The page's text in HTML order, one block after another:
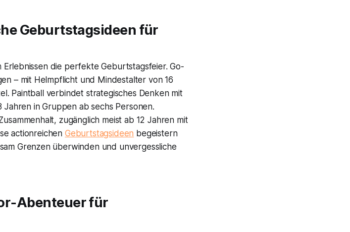
Geburtstagsideen für
die perfekte Geburtstagsfeier. Go-
– mit Helmpflicht und Mindestalter von 16
Paintball verbindet strategisches Denken mit
in Gruppen ab sechs Personen.
zugänglich meist ab 12 Jahren mit
actionreichen Geburtstagsideen begeistern
Grenzen überwinden und unvergessliche
Abenteuer für